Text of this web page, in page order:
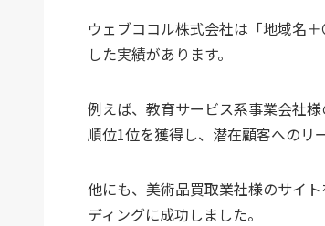
ウェブココル株式会社は「地域名
した実績があります。
例えば、教育サービス系事業会社
順位1位を獲得し、潜在顧客へのリ
他にも、美術品買取業社様のサイ
ディングに成功しました。